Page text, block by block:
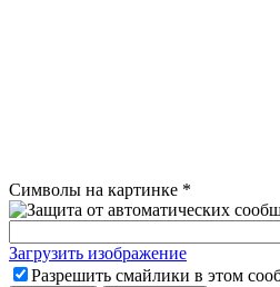
Символы на картинке *
Загрузить изображение
Разрешить смайлики в этом